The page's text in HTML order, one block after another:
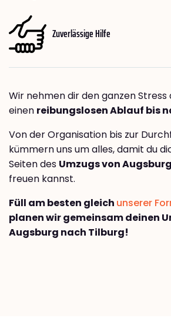
Zuverlässige Hilfe
Wir nehmen dir den ganzen
einen reibungslosen Ablauf bis
Von der Organisation bis zur
kümmern uns um alles, damit du
Seiten des Umzugs von
freuen kannst.
Füll am besten gleich unserer
planen wir gemeinsam deinen
Augsburg nach Tilburg!